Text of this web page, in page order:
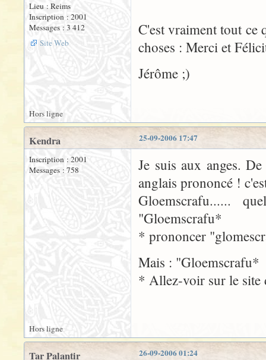
Lieu : Reims
Inscription : 2001
Messages : 3 412
Site Web
C'est vraiment tout ce
choses : Merci et
Jérôme ;)
Hors ligne
25-09-2006 17:47
Kendra
Inscription : 2001
Messages : 758
Je suis aux anges.
anglais prononcé !
Gloemscrafu......
"Gloemscrafu*
* prononcer
Mais : "Gloemscrafu*
* Allez-voir sur le site
Hors ligne
26-09-2006 01:24
Tar Palantir